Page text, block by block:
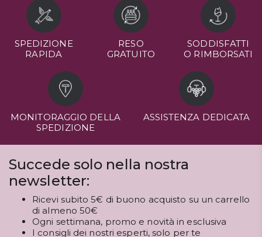
SPEDIZIONE
RAPIDA
RESO
GRATUITO
SODDISFATTI
O RIMBORSATI
MONITORAGGIO DELLA
SPEDIZIONE
ASSISTENZA DEDICATA
Succede solo nella nostra
newsletter:
Ricevi subito 5€ di buono acquisto su un carrello
di almeno 50€
Ogni settimana, promo e novità in esclusiva
I consigli dei nostri esperti, solo per te